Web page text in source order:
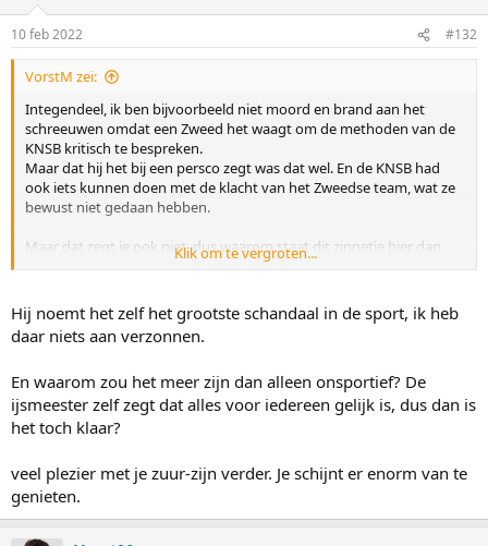
s
:
10 feb 2022 #132
VorstM zei:
Integendeel, ik ben bijvoorbeeld niet moord en brand aan het
schreeuwen omdat een Zweed het waagt om de methoden van de
KNSB kritisch te bespreken.
Maar dat hij het bij een persco zegt was dat wel. En de KNSB had
ook iets kunnen doen met de klacht van het Zweedse team, wat ze
bewust niet gedaan hebben.
Maar dat zegt ie ook niet, dus waarom staat dit zinnetje hier dan
tussen? Heb je het nodig om uitspraken te verzinnen zodat je niet
Waarom niet?
Klik om te vergroten...
Hij noemt het zelf het grootste schandaal in de sport, ik heb
daar niets aan verzonnen.
En waarom zou het meer zijn dan alleen onsportief? De
ijsmeester zelf zegt dat alles voor iedereen gelijk is, dus dan is
het toch klaar?
veel plezier met je zuur-zijn verder. Je schijnt er enorm van te
genieten.